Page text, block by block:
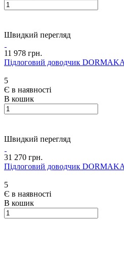
Швидкий перегляд
11 978 грн.
Підлоговий доводчик
5
Є в наявності
В кошик
Швидкий перегляд
31 270 грн.
Підлоговий доводчик
5
Є в наявності
В кошик